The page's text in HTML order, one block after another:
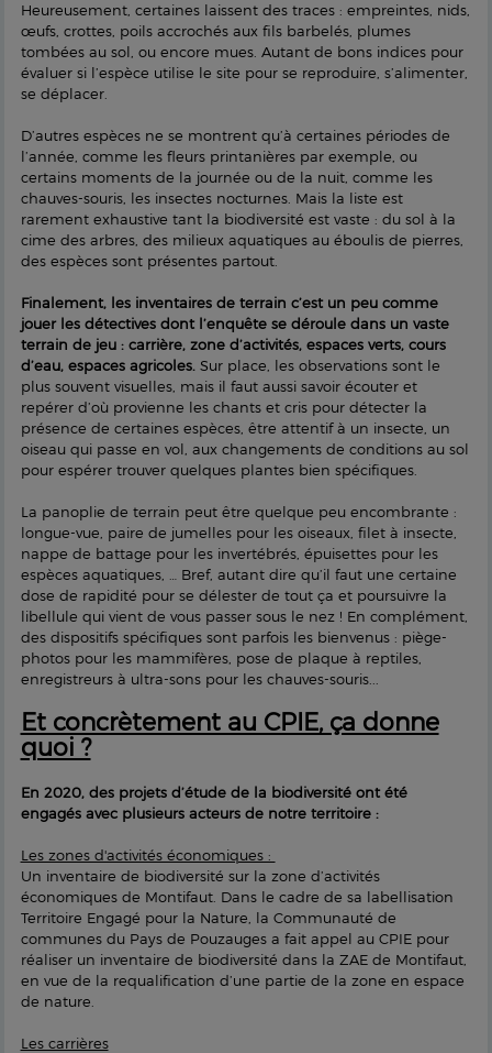
Heureusement, certaines laissent des traces : empreintes, nids,
œufs, crottes, poils accrochés aux fils barbelés, plumes
tombées au sol, ou encore mues. Autant de bons indices pour
évaluer si l’espèce utilise le site pour se reproduire, s’alimenter,
se déplacer.
D’autres espèces ne se montrent qu’à certaines périodes de
l’année, comme les fleurs printanières par exemple, ou
certains moments de la journée ou de la nuit, comme les
chauves-souris, les insectes nocturnes. Mais la liste est
rarement exhaustive tant la biodiversité est vaste : du sol à la
cime des arbres, des milieux aquatiques au éboulis de pierres,
des espèces sont présentes partout.
Finalement, les inventaires de terrain c’est un peu comme
jouer les détectives dont l’enquête se déroule dans un vaste
terrain de jeu : carrière, zone d’activités, espaces verts, cours
d’eau, espaces agricoles. Sur place, les observations sont le
plus souvent visuelles, mais il faut aussi savoir écouter et
repérer d’où provienne les chants et cris pour détecter la
présence de certaines espèces, être attentif à un insecte, un
oiseau qui passe en vol, aux changements de conditions au sol
pour espérer trouver quelques plantes bien spécifiques.
La panoplie de terrain peut être quelque peu encombrante :
longue-vue, paire de jumelles pour les oiseaux, filet à insecte,
nappe de battage pour les invertébrés, épuisettes pour les
espèces aquatiques, … Bref, autant dire qu’il faut une certaine
dose de rapidité pour se délester de tout ça et poursuivre la
libellule qui vient de vous passer sous le nez ! En complément,
des dispositifs spécifiques sont parfois les bienvenus : piège-
photos pour les mammifères, pose de plaque à reptiles,
enregistreurs à ultra-sons pour les chauves-souris...
Et concrètement au CPIE, ça donne
quoi ?
En 2020, des projets d’étude de la biodiversité ont été
engagés avec plusieurs acteurs de notre territoire :
Les zones d'activités économiques :
Un inventaire de biodiversité sur la zone d’activités
économiques de Montifaut. Dans le cadre de sa labellisation
Territoire Engagé pour la Nature, la Communauté de
communes du Pays de Pouzauges a fait appel au CPIE pour
réaliser un inventaire de biodiversité dans la ZAE de Montifaut,
en vue de la requalification d’une partie de la zone en espace
de nature.
Les carrières